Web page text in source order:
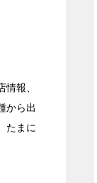
報、
から出
たまに